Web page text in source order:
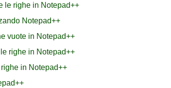
le righe in Notepad++
Notepad++
vuote in Notepad++
righe in Notepad++
in Notepad++